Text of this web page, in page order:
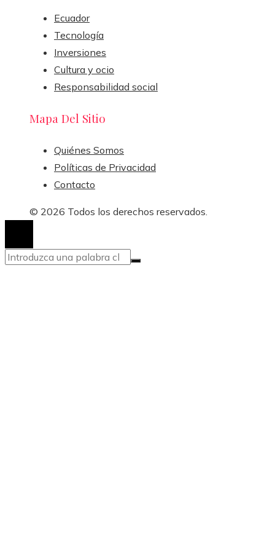
Ecuador
Tecnología
Inversiones
Cultura y ocio
Responsabilidad social
Mapa Del Sitio
Quiénes Somos
Políticas de Privacidad
Contacto
© 2026 Todos los derechos reservados.